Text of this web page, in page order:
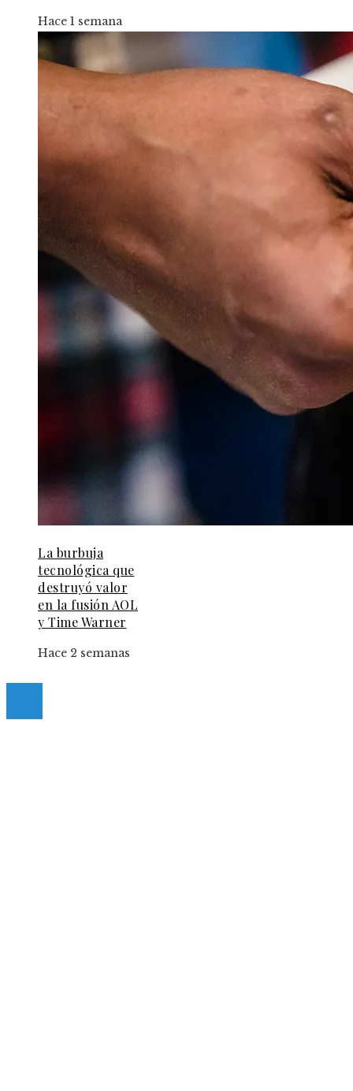
Hace 1 semana
La burbuja
tecnológica que
destruyó valor
en la fusión AOL
y Time Warner
Hace 2 semanas